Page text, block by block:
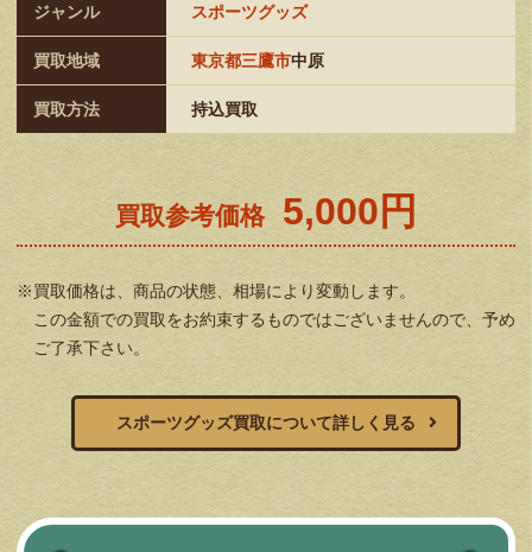
ジャンル スポーツグッズ
買取地域 東京都三鷹市中原
買取方法 持込買取
買取参考価格 5,000円
※買取価格は、商品の状態、相場により変動します。
この金額での買取をお約束するものではございませんので、予め
ご了承下さい。
スポーツグッズ買取について詳しく見る